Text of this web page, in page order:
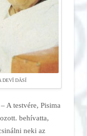
DEVĪ DĀSĪ
A testvére, Pisima
behívatta,
neki az